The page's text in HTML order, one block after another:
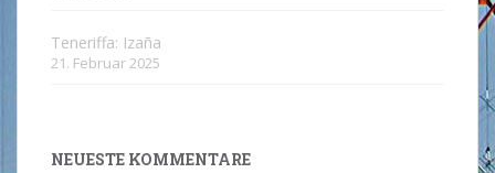
Teneriffa: Izaña
21. Februar 2025
NEUESTE KOMMENTARE